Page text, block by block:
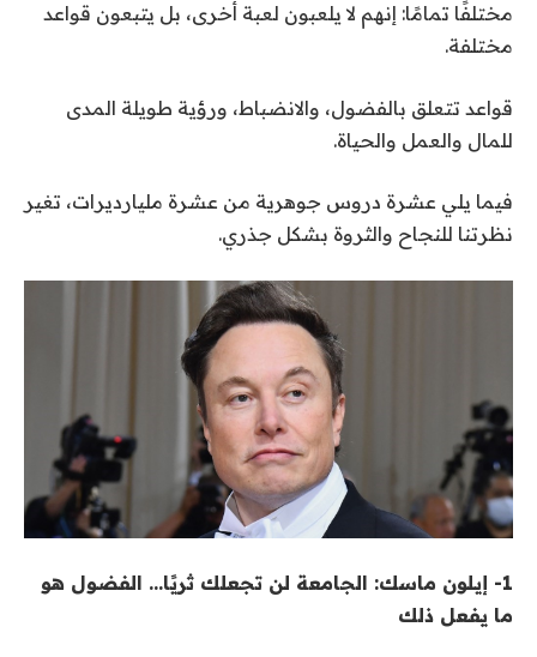
مختلفًا تمامًا: إنهم لا يلعبون لعبة أخرى، بل يتبعون قواعد
مختلفة.
قواعد تتعلق بالفضول، والانضباط، ورؤية طويلة المدى
للمال والعمل والحياة.
فيما يلي عشرة دروس جوهرية من عشرة مليارديرات، تغير
نظرتنا للنجاح والثروة بشكل جذري.
1- إيلون ماسك: الجامعة لن تجعلك ثريًا… الفضول هو
ما يفعل ذلك